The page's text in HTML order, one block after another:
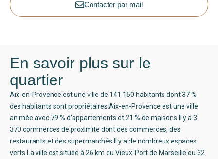
Contacter par mail
En savoir plus sur le
quartier
Aix-en-Provence est une ville de 141 150 habitants dont 37 %
des habitants sont propriétaires.Aix-en-Provence est une ville
animée avec 79 % d'appartements et 21 % de maisons.Il y a 3
370 commerces de proximité dont des commerces, des
restaurants et des supermarchés.Il y a de nombreux espaces
verts.La ville est située à 26 km du Vieux-Port de Marseille ou 32